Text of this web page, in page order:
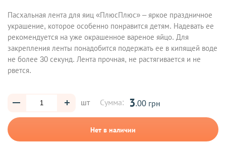
Пасхальная лента для яиц «ПлюсПлюс» – яркое праздничное
украшение, которое особенно понравится детям. Надевать ее
рекомендуется на уже окрашенное вареное яйцо. Для
закрепления ленты понадобится подержать ее в кипящей воде
не более 30 секунд. Лента прочная, не растягивается и не
рвется.
шт Сумма: 3.00 грн
Нет в наличии